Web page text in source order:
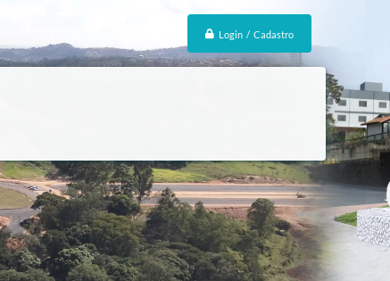
Login / Cadastro